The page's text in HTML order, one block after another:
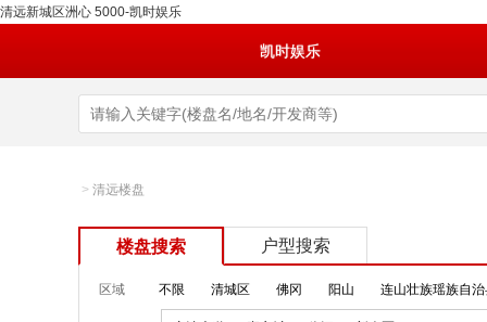
清远新城区洲心 5000-凯时娱乐
凯时娱乐
> 清远楼盘
楼盘搜索 户型搜索
区域 不限 清城区 佛冈 阳山 连山壮族瑶族自